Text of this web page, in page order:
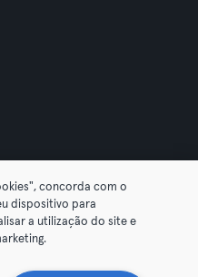
All rights reserved.
Desistir de contratos aquí
concorda com o
dispositivo para
a utilização do site e